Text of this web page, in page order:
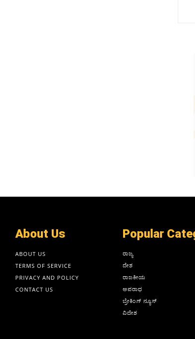
About Us
ABOUT US
TERMS OF SERVICE
PRIVACY AND POLICY
CONTACT US
Popular
ರಾಜ್ಯ
ದೇಶ
ರಾಜಕೀಯ
ಅಪರಾಧ
ಬ್ರೇಕಿಂಗ್ ನ್ಯೂಸ್
ವಿದೇಶ